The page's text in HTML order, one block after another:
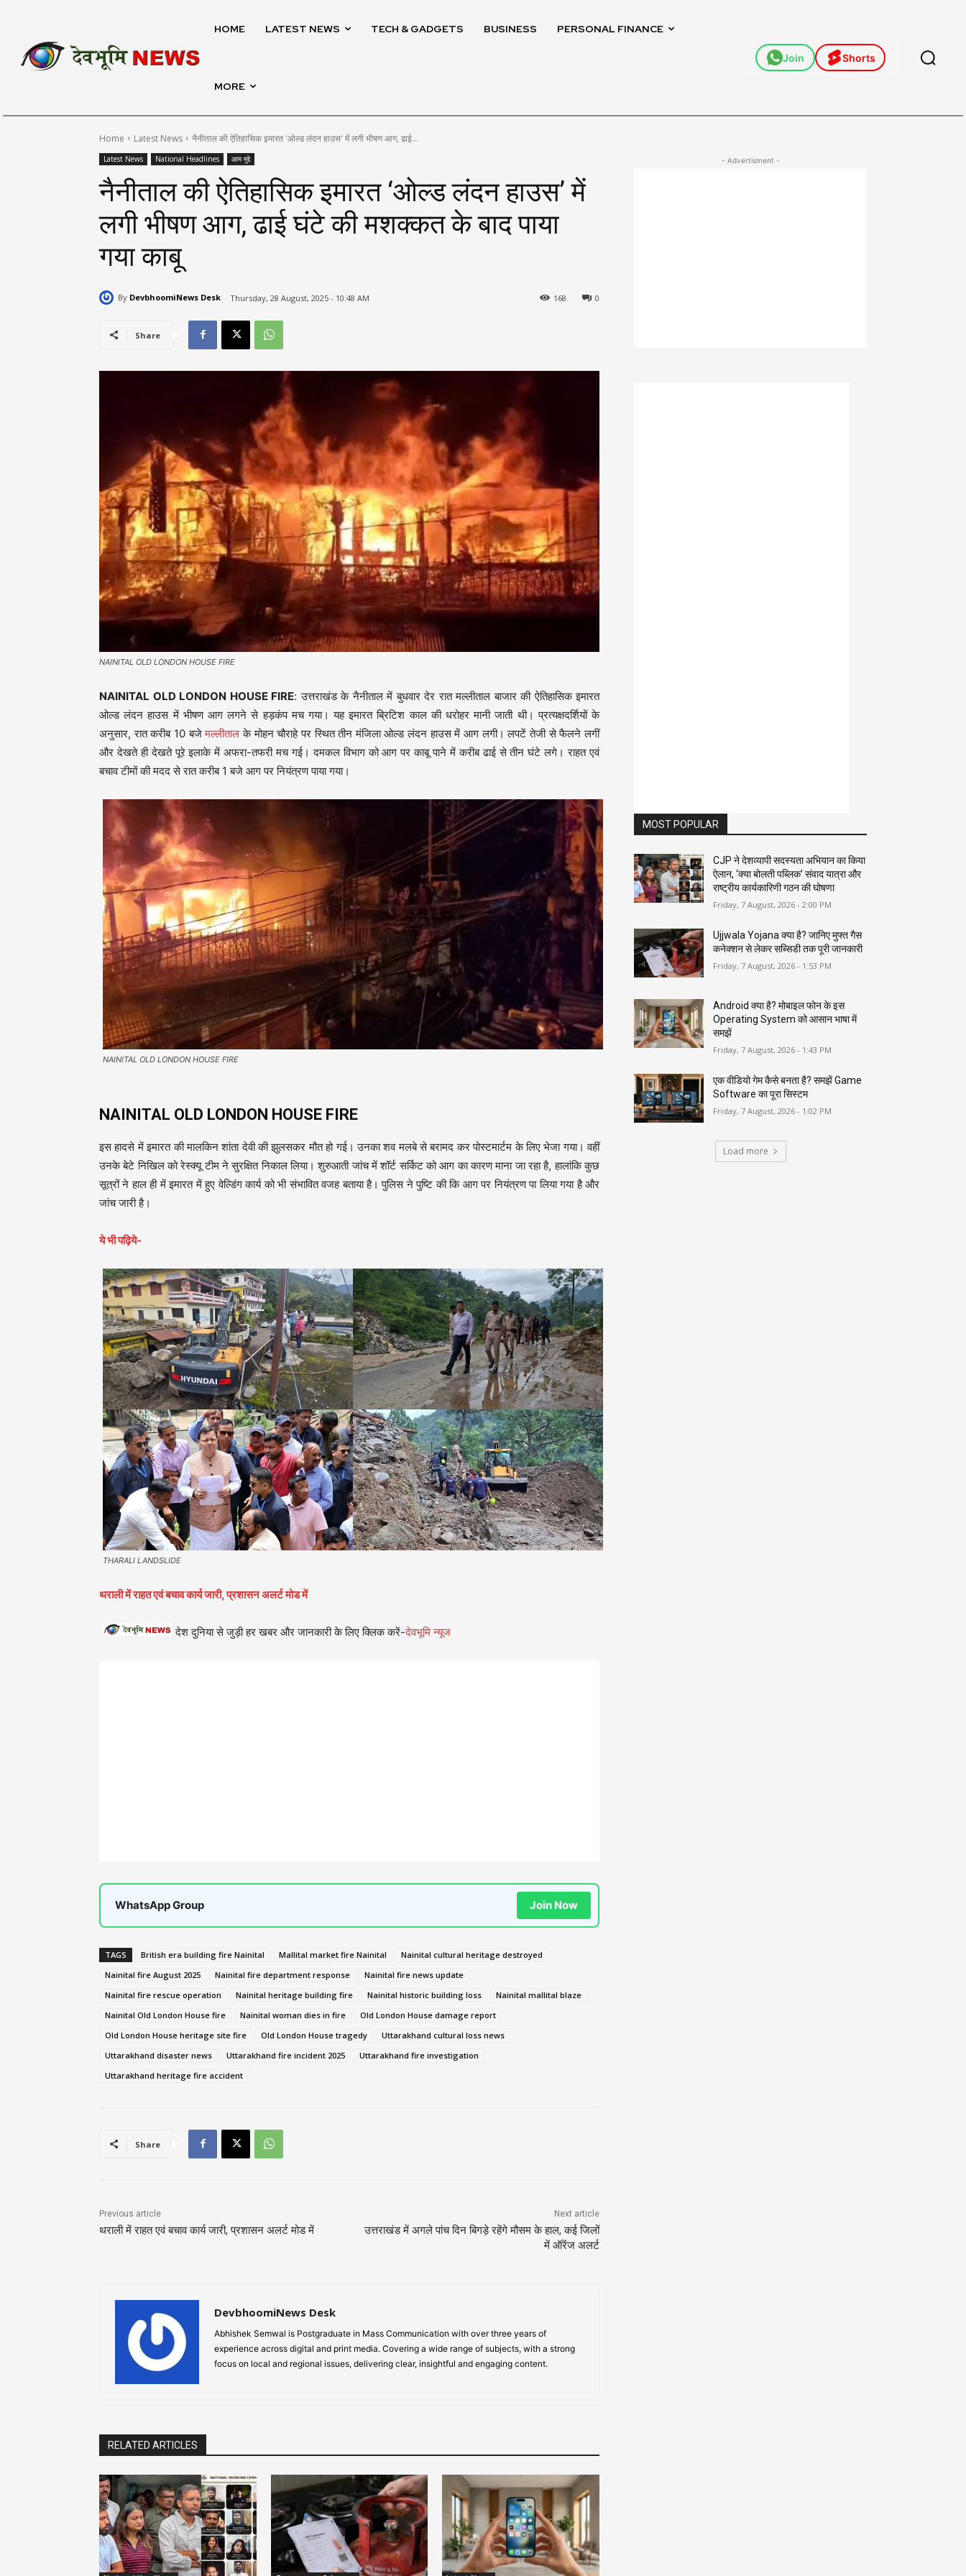
HOME LATEST NEWS TECH & GADGETS BUSINESS PERSONAL FINANCE
MORE
Join Shorts
Home Latest News नैनीताल की ऐतिहासिक इमारत 'ओल्ड लंदन हाउस' में लगी भीषण आग, ढाई...
Latest News National Headlines आम मुद्दे
नैनीताल की ऐतिहासिक इमारत ‘ओल्ड लंदन हाउस’ में
लगी भीषण आग, ढाई घंटे की मशक्कत के बाद पाया
गया काबू
By DevbhoomiNews Desk Thursday, 28 August, 2025 - 10:48 AM 0
168
Share
NAINITAL OLD LONDON HOUSE FIRE
NAINITAL OLD LONDON HOUSE FIRE: उत्तराखंड के नैनीताल में बुधवार देर रात मल्लीताल बाजार की ऐतिहासिक इमारत
ओल्ड लंदन हाउस में भीषण आग लगने से हड़कंप मच गया। यह इमारत ब्रिटिश काल की धरोहर मानी जाती थी। प्रत्यक्षदर्शियों के
अनुसार, रात करीब 10 बजेमल्लीताल के मोहन चौराहे पर स्थित तीन मंजिला ओल्ड लंदन हाउस में आग लगी। लपटें तेजी से फैलने लगीं
और देखते ही देखते पूरे इलाके में अफरा-तफरी मच गई। दमकल विभाग को आग पर काबू पाने में करीब ढाई से तीन घंटे लगे। राहत एवं
बचाव टीमों की मदद से रात करीब 1 बजे आग पर नियंत्रण पाया गया।
NAINITAL OLD LONDON HOUSE FIRE
NAINITAL OLD LONDON HOUSE FIRE
इस हादसे में इमारत की मालकिन शांता देवी की झुलसकर मौत हो गई। उनका शव मलबे से बरामद कर पोस्टमार्टम के लिए भेजा गया। वहीं
उनके बेटे निखिल को रेस्क्यू टीम ने सुरक्षित निकाल लिया। शुरुआती जांच में शॉर्ट सर्किट को आग का कारण माना जा रहा है, हालांकि कुछ
सूत्रों ने हाल ही में इमारत में हुए वेल्डिंग कार्य को भी संभावित वजह बताया है। पुलिस ने पुष्टि की कि आग पर नियंत्रण पा लिया गया है और
जांच जारी है।
ये भी पढ़िये-
THARALI LANDSLIDE
थराली में राहत एवं बचाव कार्य जारी, प्रशासन अलर्ट मोड में
देश दुनिया से जुड़ी हर खबर और जानकारी के लिए क्लिक करें-देवभूमि न्यूज
WhatsApp Group Join Now
TAGS British era building fire Nainital Mallital market fire Nainital
Nainital cultural heritage destroyed
Nainital fire August 2025
Nainital fire department response
Nainital fire news update
Nainital fire rescue operation
Nainital heritage building fire Nainital historic building loss
Nainital mallital blaze
Nainital Old London House fire
Nainital woman dies in fire
Old London House damage report
Old London House heritage site fire
Old London House tragedy
Uttarakhand cultural loss news
Uttarakhand disaster news
Uttarakhand fire incident 2025
Uttarakhand fire investigation
Uttarakhand heritage fire accident
Share
Previous article
थराली में राहत एवं बचाव कार्य जारी, प्रशासन अलर्ट मोड में
Next article
उत्तराखंड में अगले पांच दिन बिगड़े रहेंगे मौसम के हाल, कई जिलों
में ऑरेंज अलर्ट
DevbhoomiNews Desk
Abhishek Semwal is Postgraduate in Mass Communication with over three years of
experience across digital and print media. Covering a wide range of subjects, with a strong
focus on local and regional issues, delivering clear, insightful and engaging content.
RELATED ARTICLES
- Advertisment -
MOST POPULAR
CJP ने देशव्यापी सदस्यता अभियान का किया
ऐलान, ‘क्या बोलती पब्लिक’ संवाद यात्रा और
राष्ट्रीय कार्यकारिणी गठन की घोषणा
Friday, 7 August, 2026 - 2:00 PM
Ujjwala Yojana क्या है? जानिए मुफ्त गैस
कनेक्शन से लेकर सब्सिडी तक पूरी जानकारी
Friday, 7 August, 2026 - 1:53 PM
Android क्या है? मोबाइल फोन के इस
Operating System को आसान भाषा में
समझें
Friday, 7 August, 2026 - 1:43 PM
एक वीडियो गेम कैसे बनता है? समझें Game
Software का पूरा सिस्टम
Friday, 7 August, 2026 - 1:02 PM
Load more